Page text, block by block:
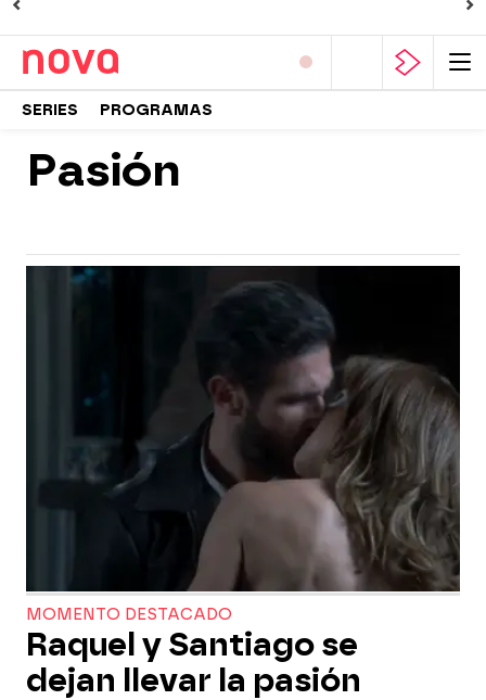
SERIES PROGRAMAS
Pasión
MOMENTO DESTACADO
Raquel y Santiago se
dejan llevar la pasión